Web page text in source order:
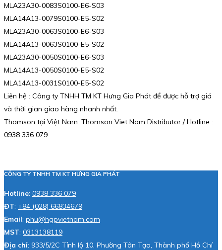
MLA23A30-0083S0100-E6-S03
MLA14A13-0079S0100-E5-S02
MLA23A30-0063S0100-E6-S03
MLA14A13-0063S0100-E5-S02
MLA23A30-0050S0100-E6-S03
MLA14A13-0050S0100-E5-S02
MLA14A13-0031S0100-E5-S02
Liên hệ : Công ty TNHH TM KT Hưng Gia Phát để được hỗ trợ giá
và thời gian giao hàng nhanh nhất.
Thomson tại Việt Nam. Thomson Viet Nam Distributor / Hotline :
0938 336 079
CÔNG TY TNHH TM KT HƯNG GIA PHÁT
Hotline: 0938 336 079
ĐT: +84 (028) 66834679
Email: phu@hgpvietnam.com
MST: 0313138119
Địa chỉ: 933/5/2C Tỉnh lộ 10, Phường Tân Tạo, Thành phố Hồ Chí